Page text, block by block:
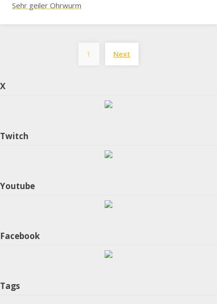
Sehr geiler Ohrwurm
Posts
pagination
1 Next
X
Twitch
Youtube
Facebook
Tags